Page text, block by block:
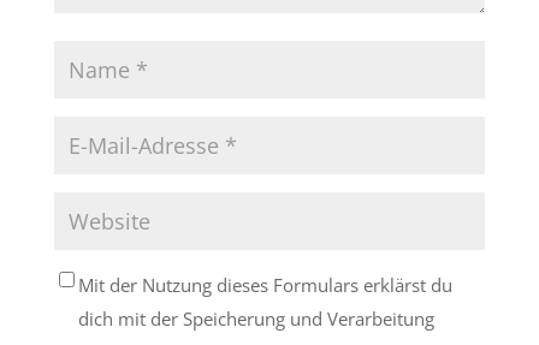
Mit der Nutzung dieses Formulars erklärst du
dich mit der Speicherung und Verarbeitung